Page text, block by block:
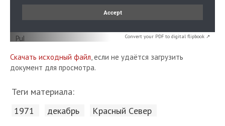
Convert your PDF to digital flipbook ↗
Скачать исходный файл, если не удаётся загрузить
документ для просмотра.
Теги материала:
1971 декабрь Красный Cевер